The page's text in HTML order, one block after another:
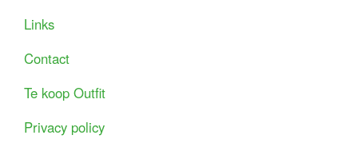
Links
Contact
Te koop Outfit
Privacy policy